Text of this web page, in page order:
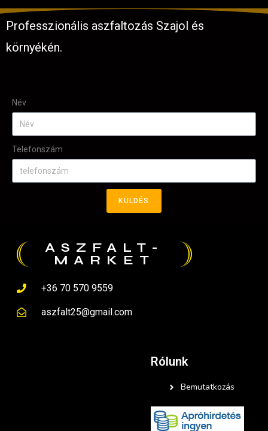
Professzionális aszfaltozás Szajol és
környékén.
Név
Telefonszám
KÜLDÉS
ASZFALT-
MARKET
+36 70 570 9559
aszfalt25@gmail.com
Rólunk
Bemutatkozás